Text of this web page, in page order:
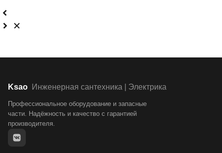
Ksao Инженерная сантехника | Электрика
Профессиональное оборудование и запасные
части. Надёжность и качество с гарантией
производителя.